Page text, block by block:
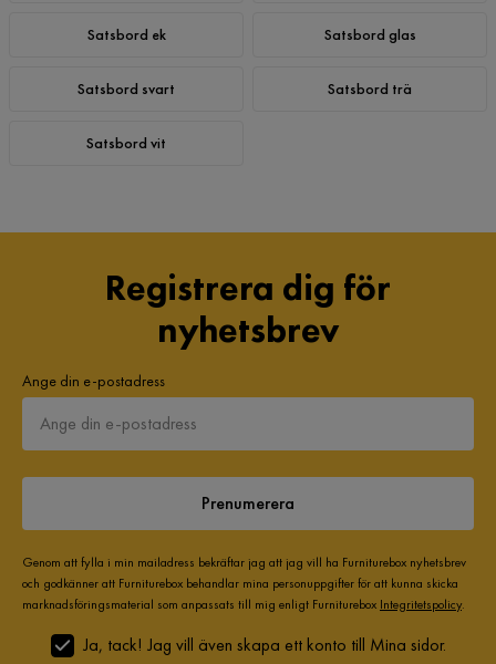
Satsbord ek Satsbord glas
Satsbord svart Satsbord trä
Satsbord vit
Registrera dig för
nyhetsbrev
Ange din e-postadress
Prenumerera
Genom att fylla i min mailadress bekräftar jag att jag vill ha Furniturebox nyhetsbrev
och godkänner att Furniturebox behandlar mina personuppgifter för att kunna skicka
marknadsföringsmaterial som anpassats till mig enligt Furniturebox Integritetspolicy.
Ja, tack! Jag vill även skapa ett konto till Mina sidor.